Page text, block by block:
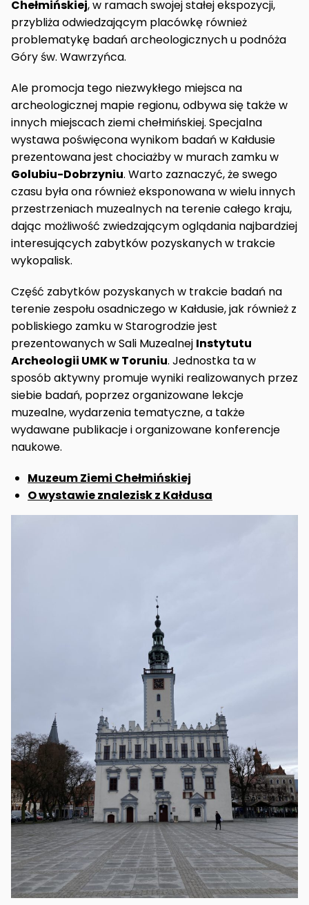
Chełmińskiej, w ramach swojej stałej ekspozycji,
przybliża odwiedzającym placówkę również
problematykę badań archeologicznych u podnóża
Góry św. Wawrzyńca.
Ale promocja tego niezwykłego miejsca na
archeologicznej mapie regionu, odbywa się także w
innych miejscach ziemi chełmińskiej. Specjalna
wystawa poświęcona wynikom badań w Kałdusie
prezentowana jest chociażby w murach zamku w
Golubiu-Dobrzyniu. Warto zaznaczyć, że swego
czasu była ona również eksponowana w wielu innych
przestrzeniach muzealnych na terenie całego kraju,
dając możliwość zwiedzającym oglądania najbardziej
interesujących zabytków pozyskanych w trakcie
wykopalisk.
Część zabytków pozyskanych w trakcie badań na
terenie zespołu osadniczego w Kałdusie, jak również z
pobliskiego zamku w Starogrodzie jest
prezentowanych w Sali Muzealnej Instytutu
Archeologii UMK w Toruniu. Jednostka ta w
sposób aktywny promuje wyniki realizowanych przez
siebie badań, poprzez organizowane lekcje
muzealne, wydarzenia tematyczne, a także
wydawane publikacje i organizowane konferencje
naukowe.
Muzeum Ziemi Chełmińskiej
O wystawie znalezisk z Kałdusa